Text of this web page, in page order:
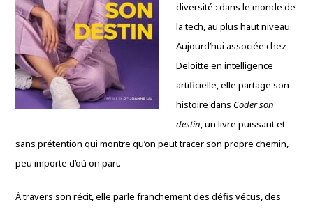
diversité : dans le monde de
la tech, au plus haut niveau.
Aujourd’hui associée chez
Deloitte en intelligence
artificielle, elle partage son
histoire dans Coder son
destin, un livre puissant et
sans prétention qui montre qu’on peut tracer son propre chemin,
peu importe d’où on part.
À travers son récit, elle parle franchement des défis vécus, des